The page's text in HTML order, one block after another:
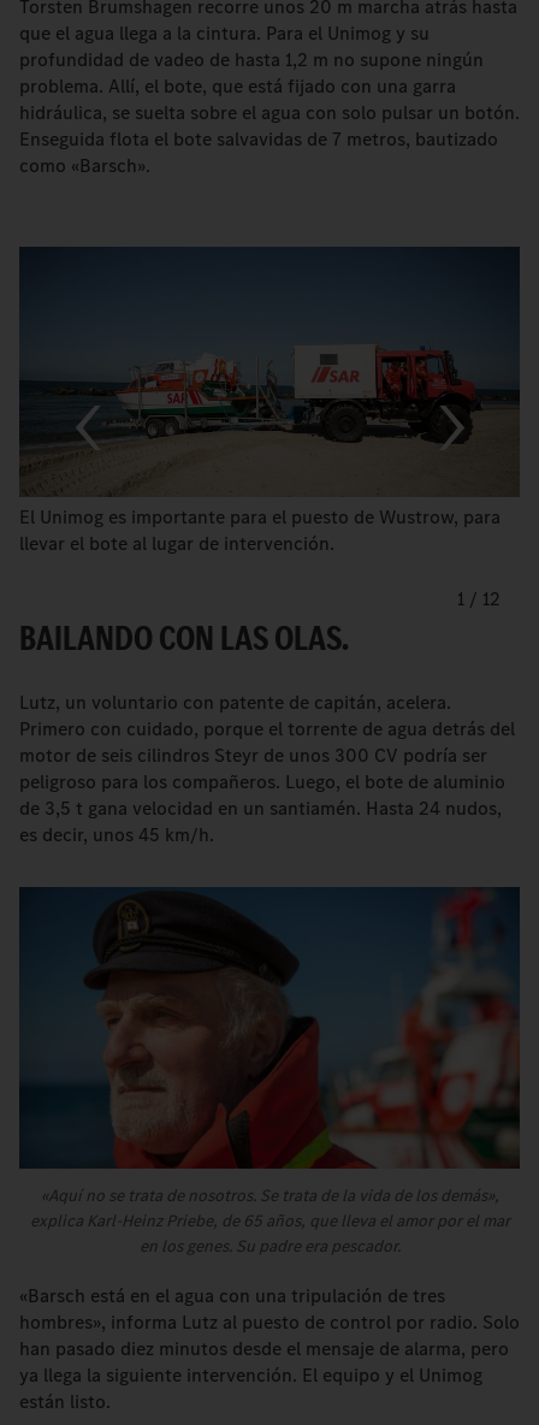
Torsten Brumshagen recorre unos 20 m marcha atrás hasta
que el agua llega a la cintura. Para el Unimog y su
profundidad de vadeo de hasta 1,2 m no supone ningún
problema. Allí, el bote, que está fijado con una garra
hidráulica, se suelta sobre el agua con solo pulsar un botón.
Enseguida flota el bote salvavidas de 7 metros, bautizado
como «Barsch».
El Unimog es importante para el puesto de Wustrow, para
llevar el bote al lugar de intervención.
1 / 12
BAILANDO CON LAS OLAS.
Lutz, un voluntario con patente de capitán, acelera.
Primero con cuidado, porque el torrente de agua detrás del
motor de seis cilindros Steyr de unos 300 CV podría ser
peligroso para los compañeros. Luego, el bote de aluminio
de 3,5 t gana velocidad en un santiamén. Hasta 24 nudos,
es decir, unos 45 km/h.
«Aquí no se trata de nosotros. Se trata de la vida de los demás»,
explica Karl-Heinz Priebe, de 65 años, que lleva el amor por el mar
en los genes. Su padre era pescador.
«Barsch está en el agua con una tripulación de tres
hombres», informa Lutz al puesto de control por radio. Solo
han pasado diez minutos desde el mensaje de alarma, pero
ya llega la siguiente intervención. El equipo y el Unimog
están listo.